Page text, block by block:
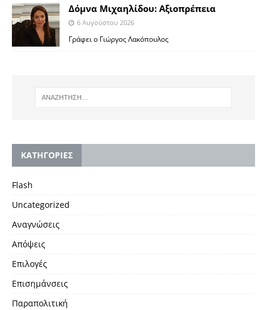
Δόμνα Μιχαηλίδου: Αξιοπρέπεια
6 Αυγούστου 2026
Γράφει ο Γιώργος Λακόπουλος
KΑΤΗΓΟΡΙΕΣ
Flash
Uncategorized
Αναγνώσεις
Απόψεις
Επιλογές
Επισημάνσεις
Παραπολιτική